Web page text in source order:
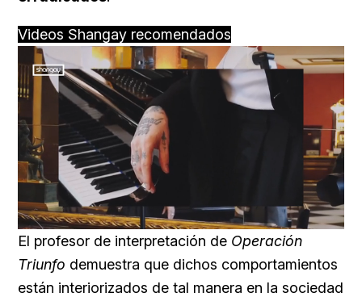
Videos Shangay recomendados
Unmute Loaded:
59.22%
El profesor de interpretación de Operación
Triunfo demuestra que dichos comportamientos
están interiorizados de tal manera en la sociedad